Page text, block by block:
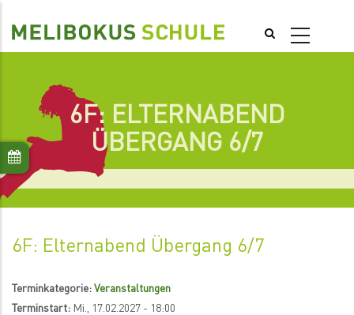
zum
6F: ELTERNABEND
ÜBERGANG 6/7
6F: Elternabend Übergang 6/7
Terminkategorie: Veranstaltungen
Terminstart: Mi., 17.02.2027 - 18:00